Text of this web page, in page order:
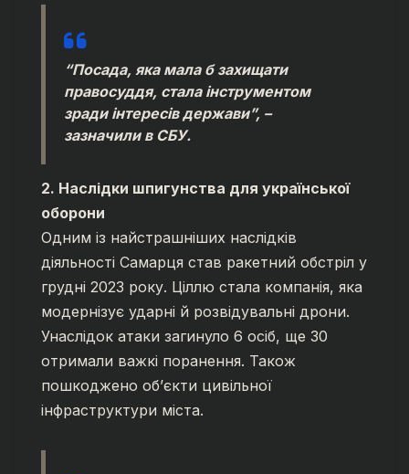
“Посада, яка мала б захищати
правосуддя, стала інструментом
зради інтересів держави”, –
зазначили в СБУ.
2. Наслідки шпигунства для української
оборони
Одним із найстрашніших наслідків
діяльності Самарця став ракетний обстріл у
грудні 2023 року. Ціллю стала компанія, яка
модернізує ударні й розвідувальні дрони.
Унаслідок атаки загинуло 6 осіб, ще 30
отримали важкі поранення. Також
пошкоджено об’єкти цивільної
інфраструктури міста.